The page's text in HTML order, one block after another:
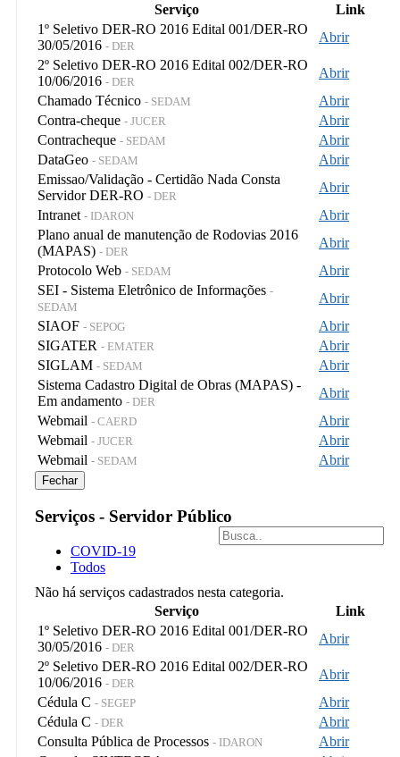
Serviço
Link
1º Seletivo DER-RO 2016 Edital 001/DER-RO
30/05/2016 - DER
Abrir
2º Seletivo DER-RO 2016 Edital 002/DER-RO
10/06/2016 - DER
Abrir
Chamado Técnico - SEDAM
Abrir
Contra-cheque - JUCER
Abrir
Contracheque - SEDAM
Abrir
DataGeo - SEDAM
Abrir
Emissao/Validação - Certidão Nada Consta
Servidor DER-RO - DER
Abrir
Intranet - IDARON
Abrir
Plano anual de manutenção de Rodovias 2016
(MAPAS) - DER
Abrir
Protocolo Web - SEDAM
Abrir
SEI - Sistema Eletrônico de Informações -
SEDAM
Abrir
SIAOF - SEPOG
Abrir
SIGATER - EMATER
Abrir
SIGLAM - SEDAM
Abrir
Sistema Cadastro Digital de Obras (MAPAS) -
Em andamento - DER
Abrir
Webmail - CAERD
Abrir
Webmail - JUCER
Abrir
Webmail - SEDAM Abrir
Fechar
Serviços - Servidor Público
COVID-19
Todos
Não há serviços cadastrados nesta categoria.
Serviço
Link
1º Seletivo DER-RO 2016 Edital 001/DER-RO
30/05/2016 - DER
Abrir
2º Seletivo DER-RO 2016 Edital 002/DER-RO
10/06/2016 - DER
Abrir
Cédula C - SEGEP
Abrir
Cédula C - DER
Abrir
Consulta Pública de Processos - IDARON
Abrir